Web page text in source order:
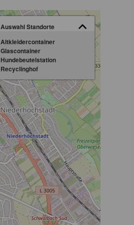
Auswahl Standorte
Altkleidercontainer
Glascontainer
Hundebeutelstation
Recyclinghof